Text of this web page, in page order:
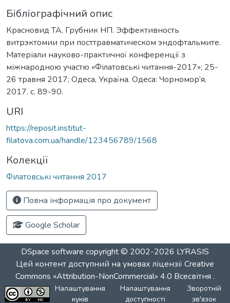
Бібліографічний опис
Красновид ТА, Грубник НП. Эффективность
витрэктомии при посттравматическом эндофтальмите.
Матеріали науково-практичної конференції з
міжнародною участю «Філатовські читання-2017»; 25-
26 травня 2017; Одеса, Україна. Одеса: Чорномор’я,
2017. c. 89-90.
URI
https://reposit.institut-
filatova.com.ua/handle/123456789/1568
Колекції
Філатовські читання 2017
Повна інформація про документ
Google Scholar
DSpace software copyright © 2002-2026 LYRASIS
Цей контент доступний на умовах ліцензіїCreative
Commons «Attribution-NonCommercial» 4.0 Всесвітня .
Налаштування
куків
Налаштування
доступності
Зворотній
зв'язок